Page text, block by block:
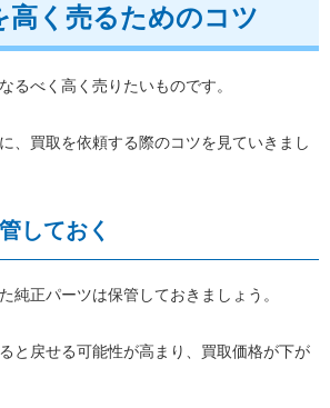
高く売るためのコツ
るべく高く売りたいものです。
、買取を依頼する際のコツを見ていきまし
しておく
純正パーツは保管しておきましょう。
と戻せる可能性が高まり、買取価格が下が